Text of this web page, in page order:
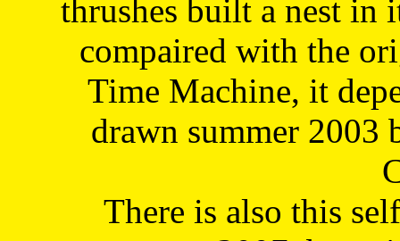
thrushes built a nest in
compaired with the
Time Machine, it
drawn summer 2003
There is also this